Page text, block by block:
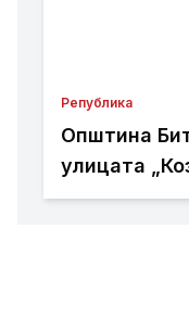
Република
Општина
улицата